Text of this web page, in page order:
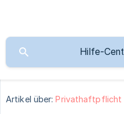
Artikel über: Privathaftpflicht